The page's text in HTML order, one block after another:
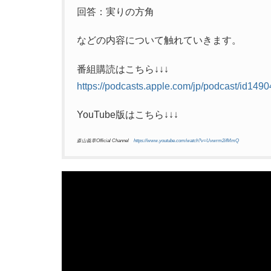
回答：実りの方角
などの内容について触れていきます。
番組購読はこちら↓↓↓
https://podcasts.apple.com/jp/podcast/
YouTube版はこちら↓↓↓
森山義章Official Channel https://www.youtube.com/watch?v=Uvwrm2ifMmQ